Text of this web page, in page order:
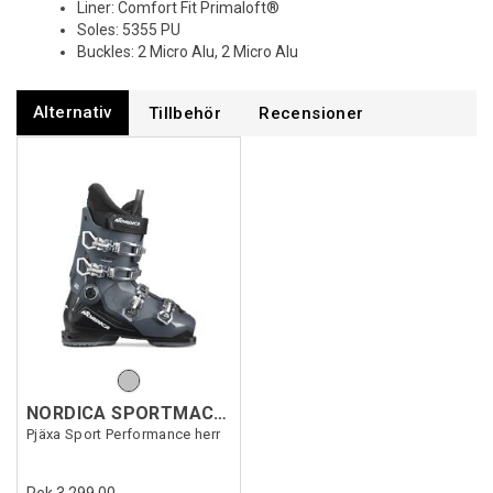
Liner: Comfort Fit Primaloft®
Soles: 5355 PU
Buckles: 2 Micro Alu, 2 Micro Alu
Alternativ Tillbehör Recensioner
NORDICA SPORTMACHINE 3 80
Pjäxa Sport Performance herr